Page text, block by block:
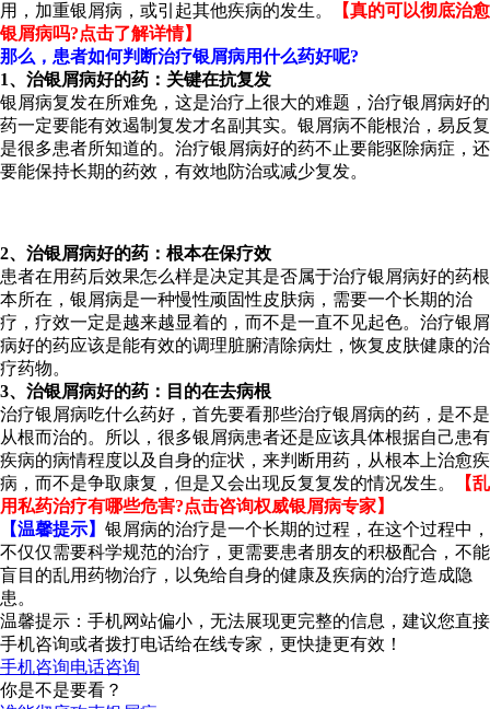
用，加重银屑病，或引起其他疾病的发生。
【真的可以彻底治愈
银屑病吗?点击了解详情】
那么，患者如何判断治疗银屑病用什么药好呢?
1、治银屑病好的药：关键在抗复发
银屑病复发在所难免，这是治疗上很大的难题，治疗银屑病好的
药一定要能有效遏制复发才名副其实。银屑病不能根治，易反复
是很多患者所知道的。治疗银屑病好的药不止要能驱除病症，还
要能保持长期的药效，有效地防治或减少复发。
2、治银屑病好的药：根本在保疗效
患者在用药后效果怎么样是决定其是否属于治疗银屑病好的药根
本所在，银屑病是一种慢性顽固性皮肤病，需要一个长期的治
疗，疗效一定是越来越显着的，而不是一直不见起色。治疗银屑
病好的药应该是能有效的调理脏腑清除病灶，恢复皮肤健康的治
疗药物。
3、治银屑病好的药：目的在去病根
治疗银屑病吃什么药好，首先要看那些治疗银屑病的药，是不是
从根而治的。所以，很多银屑病患者还是应该具体根据自己患有
疾病的病情程度以及自身的症状，来判断用药，从根本上治愈疾
病，而不是争取康复，但是又会出现反复复发的情况发生。
【乱
用私药治疗有哪些危害?点击咨询权威银屑病专家】
【温馨提示】 银屑病的治疗是一个长期的过程，在这个过程中，
不仅仅需要科学规范的治疗，更需要患者朋友的积极配合，不能
盲目的乱用药物治疗，以免给自身的健康及疾病的治疗造成隐
患。
温馨提示：手机网站偏小，无法展现更完整的信息，建议您直接
手机咨询或者拨打电话给在线专家，更快捷更有效！
手机咨询电话咨询
你是不是要看？